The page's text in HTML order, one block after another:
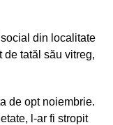
din localitate
tatăl său vitreg,
de opt noiembrie.
l-ar fi stropit